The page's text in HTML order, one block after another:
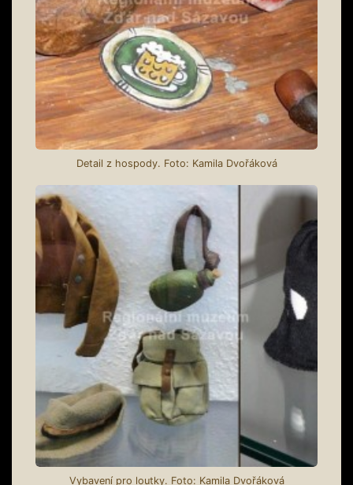
Detail z hospody. Foto: Kamila Dvořáková
Vybavení pro loutky. Foto: Kamila Dvořáková